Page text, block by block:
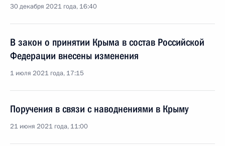
30 декабря 2021 года, 16:40
В закон о принятии Крыма в состав Российской
Федерации внесены изменения
1 июля 2021 года, 17:15
Поручения в связи с наводнениями в Крыму
21 июня 2021 года, 11:00